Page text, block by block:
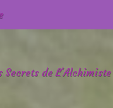
Secrets de L'Alchimiste